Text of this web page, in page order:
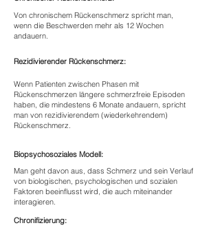
Von chronischem Rückenschmerz spricht man,
wenn die Beschwerden mehr als 12 Wochen
andauern.
Rezidivierender Rückenschmerz:
Wenn Patienten zwischen Phasen mit
Rückenschmerzen längere schmerzfreie Episoden
haben, die mindestens 6 Monate andauern, spricht
man von rezidivierendem (wiederkehrendem)
Rückenschmerz.
Biopsychosoziales Modell:
Man geht davon aus, dass Schmerz und sein Verlauf
von biologischen, psychologischen und sozialen
Faktoren beeinflusst wird, die auch miteinander
interagieren.
Chronifizierung: